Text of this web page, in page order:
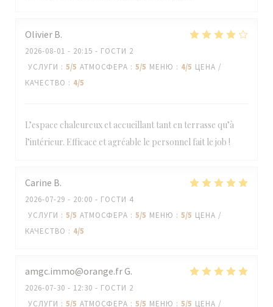
Olivier B
2026-08-01 - 20:15 - ГОСТИ 2
УСЛУГИ : 5/5 АТМОСФЕРА : 5/5 МЕНЮ : 4/5 ЦЕНА /
КАЧЕСТВО : 4/5
L’espace chaleureux et accueillant tant en terrasse qu’à
l’intérieur. Efficace et agréable le personnel fait le job !
Carine B
2026-07-29 - 20:00 - ГОСТИ 4
УСЛУГИ : 5/5 АТМОСФЕРА : 5/5 МЕНЮ : 5/5 ЦЕНА /
КАЧЕСТВО : 4/5
amgc.immo@orange.frG
2026-07-30 - 12:30 - ГОСТИ 2
УСЛУГИ : 5/5 АТМОСФЕРА : 5/5 МЕНЮ : 5/5 ЦЕНА /